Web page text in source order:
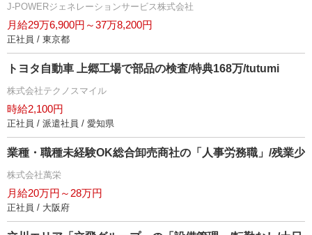
J-POWERジェネレーションサービス株式会社
月給29万6,900円～37万8,200円
正社員 / 東京都
トヨタ自動車 上郷工場で部品の検査/特典168万/tutumi
株式会社テクノスマイル
時給2,100円
正社員 / 派遣社員 / 愛知県
業種・職種未経験OK総合卸売商社の「人事労務職」/残業少
株式会社萬栄
月給20万円～28万円
正社員 / 大阪府